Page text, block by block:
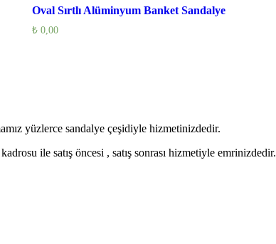
Oval Sırtlı Alüminyum Banket Sandalye
₺ 0,00
yüzlerce sandalye çeşidiyle hizmetinizdedir.
ile satış öncesi , satış sonrası hizmetiyle emrinizdedir.